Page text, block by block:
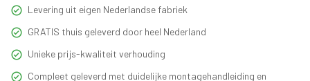
Levering uit eigen Nederlandse fabriek
GRATIS thuis geleverd door heel Nederland
Unieke prijs-kwaliteit verhouding
Compleet geleverd met duidelijke montagehandleiding en